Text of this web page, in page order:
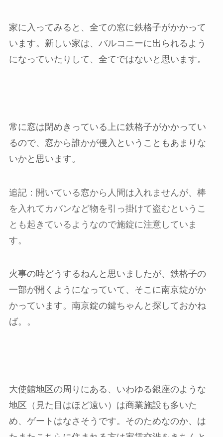
家に入ってみると、全ての窓に鉄格子がかかって
います。新しい家は、バルコニーに出られるよう
になっていたりして、全てではないと思います。
常に窓は閉めきっている上に鉄格子がかかってい
るので、窓から誰かが侵入ということもあまりな
いかと思います。
追記：開いている窓から人間は入れませんが、棒
を入れてカバンなど物を引っ掛けて盗むというこ
とも起きているようなので施錠に注意していま
す。
火事の時どうするねんと思いましたが、鉄格子の
一部が開くようになっていて、そこに南京錠がか
かっています。南京錠の鍵ちゃんと探しておかね
ば。。
大使館地区の周りにある、いわゆる銀座のような
地区（見た目はほど遠い）は商業施設も多いた
め、ゲートはなさそうです。そのためなのか、は